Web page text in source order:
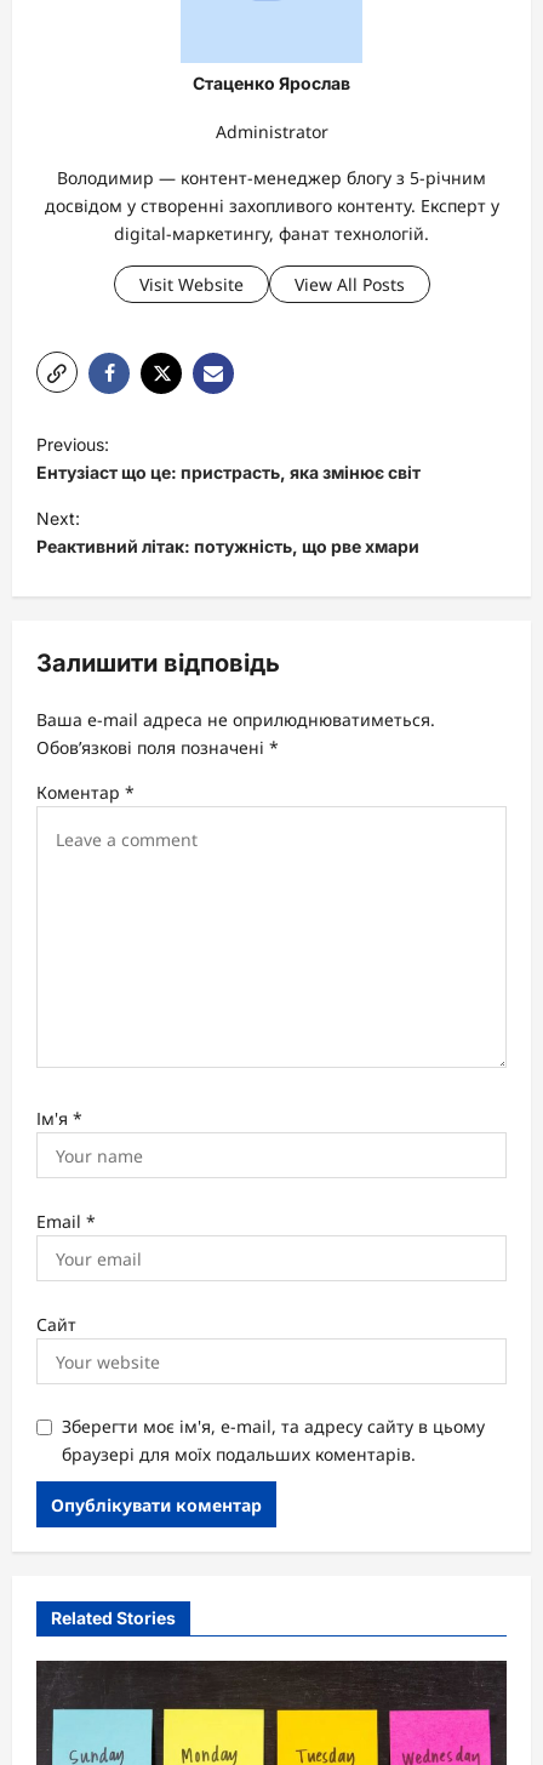
Стаценко Ярослав
Administrator
Володимир — контент-менеджер блогу з 5-річним
досвідом у створенні захопливого контенту. Експерт у
digital-маркетингу, фанат технологій.
Visit Website View All Posts
P
o
s
t
v
g
t
Previous:
Ентузіаст що це: пристрасть, яка змінює світ
Next:
Реактивний літак: потужність, що рве хмари
Залишити відповідь
Ваша e-mail адреса не оприлюднюватиметься.
Обов’язкові поля позначені *
Коментар *
Ім'я *
Email *
Сайт
Зберегти моє ім'я, e-mail, та адресу сайту в цьому
браузері для моїх подальших коментарів.
Related Stories